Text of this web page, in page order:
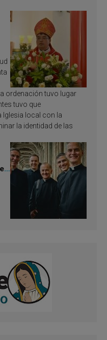
ordenación tuvo lugar
tuvo que
Iglesia local con la
la identidad de las